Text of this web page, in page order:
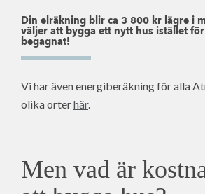
Din elräkning blir ca 3 800 kr lägre i
väljer att bygga ett nytt hus istället
begagnat!
Vi har även energiberäkning för alla
olika orterhär.
Men vad är